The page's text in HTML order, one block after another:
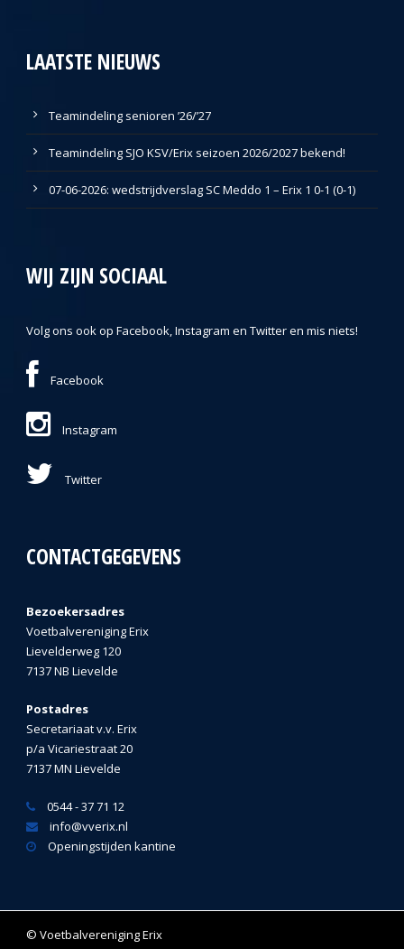
LAATSTE NIEUWS
Teamindeling senioren ’26/’27
Teamindeling SJO KSV/Erix seizoen 2026/2027 bekend!
07-06-2026: wedstrijdverslag SC Meddo 1 – Erix 1 0-1 (0-1)
WIJ ZIJN SOCIAAL
Volg ons ook op Facebook, Instagram en Twitter en mis niets!
Facebook
Instagram
Twitter
CONTACTGEGEVENS
Bezoekersadres
Voetbalvereniging Erix
Lievelderweg 120
7137 NB Lievelde
Postadres
Secretariaat v.v. Erix
p/a Vicariestraat 20
7137 MN Lievelde
0544 - 37 71 12
info@vverix.nl
Openingstijden kantine
© Voetbalvereniging Erix